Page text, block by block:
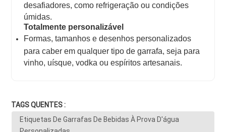
desafiadores, como refrigeração ou condições
úmidas.
Totalmente personalizável
Formas, tamanhos e desenhos personalizados
para caber em qualquer tipo de garrafa, seja para
vinho, uísque, vodka ou espíritos artesanais.
TAGS QUENTES :
Etiquetas De Garrafas De Bebidas À Prova D'água